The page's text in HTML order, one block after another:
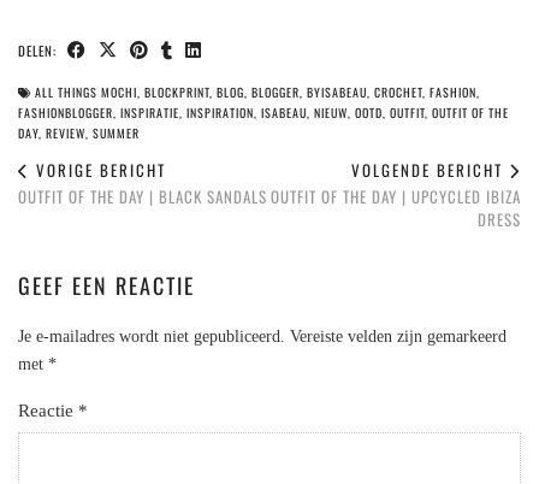
DELEN:
ALL THINGS MOCHI BLOCKPRINT BLOG BLOGGER BYISABEAU CROCHET FASHION
FASHIONBLOGGER INSPIRATIE INSPIRATION ISABEAU NIEUW OOTD OUTFIT OUTFIT OF THE
DAY REVIEW SUMMER
VORIGE BERICHT
OUTFIT OF THE DAY | BLACK SANDALS
VOLGENDE BERICHT
OUTFIT OF THE DAY | UPCYCLED IBIZA
DRESS
GEEF EEN REACTIE
Je e-mailadres wordt niet gepubliceerd.
Vereiste velden zijn gemarkeerd
met *
Reactie *